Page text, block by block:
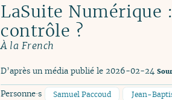
LaSuite Numérique
contrôle ?
À la French
D’après un média publié le 2026-02-24
Personne·s Samuel Paccoud Jean-